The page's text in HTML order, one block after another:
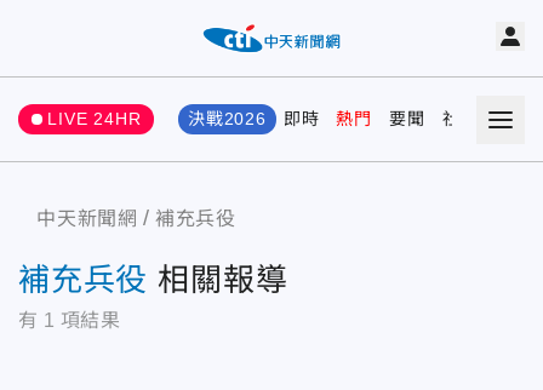
LIVE 24HR 決戰2026 即時 熱門 要聞 社會 娛樂
中天新聞網 補充兵役
補充兵役 相關報導
有 1 項結果